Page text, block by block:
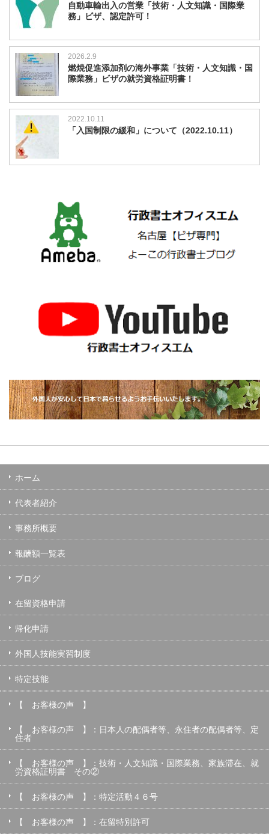
自動車輸出入の営業「技術・人文知識・国際業
務」ビザ、認定許可！
2026.2.9
燃焼促進添加剤の海外事業「技術・人文知識・国
際業務」ビザの就労資格証明書！
2022.10.11
「入国制限の緩和」について（2022.10.11）
ホーム
代表者紹介
事務所概要
報酬額一覧表
ブログ
在留資格申請
帰化申請
外国人技能実習制度
特定技能
【 お客様の声 】
【 お客様の声 】：日本人の配偶者等、永住者の配偶者等、定
住者
【 お客様の声 】：技術・人文知識・国際業務、家族滞在、就
労資格証明書 その②
【 お客様の声 】：特定活動４６号
【 お客様の声 】：在留特別許可